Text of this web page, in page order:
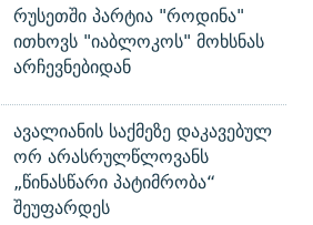
რუსეთში პარტია "როდინა"
ითხოვს "იაბლოკოს" მოხსნას
არჩევნებიდან
ავალიანის საქმეზე დაკავებულ
ორ არასრულწლოვანს
„წინასწარი პატიმრობა“
შეუფარდეს